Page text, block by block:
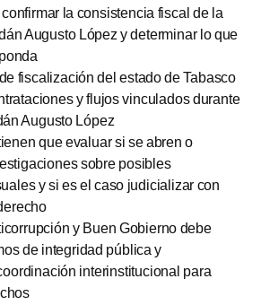
la consistencia fiscal de la
Augusto López y determinar lo que
fiscalización del estado de Tabasco
y flujos vinculados durante
Augusto López
que evaluar si se abren o
sobre posibles
y si es el caso judicializar con
y Buen Gobierno debe
de integridad pública y
interinstitucional para